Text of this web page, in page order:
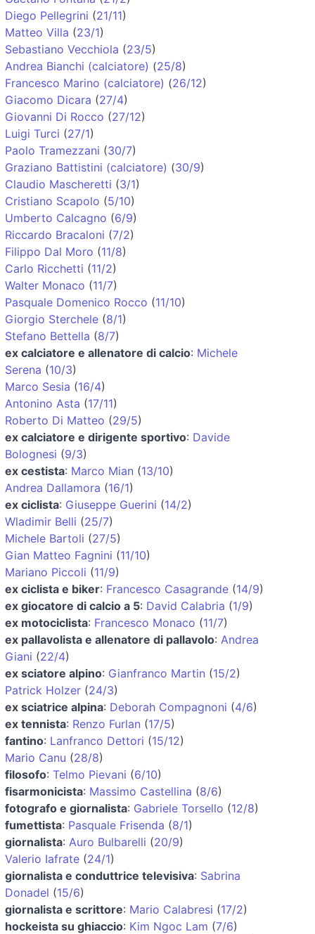
Diego Pellegrini (21/11)
Matteo Villa (23/1)
Sebastiano Vecchiola (23/5)
Andrea Bianchi (calciatore) (25/8)
Francesco Marino (calciatore) (26/12)
Giacomo Dicara (27/4)
Giovanni Di Rocco (27/12)
Luigi Turci (27/1)
Paolo Tramezzani (30/7)
Graziano Battistini (calciatore) (30/9)
Claudio Mascheretti (3/1)
Cristiano Scapolo (5/10)
Umberto Calcagno (6/9)
Riccardo Bracaloni (7/2)
Filippo Dal Moro (11/8)
Carlo Ricchetti (11/2)
Walter Monaco (11/7)
Pasquale Domenico Rocco (11/10)
Giorgio Sterchele (8/1)
Stefano Bettella (8/7)
ex calciatore e allenatore di calcio: Michele
Serena (10/3)
Marco Sesia (16/4)
Antonino Asta (17/11)
Roberto Di Matteo (29/5)
ex calciatore e dirigente sportivo: Davide
Bolognesi (9/3)
ex cestista: Marco Mian (13/10)
Andrea Dallamora (16/1)
ex ciclista: Giuseppe Guerini (14/2)
Wladimir Belli (25/7)
Michele Bartoli (27/5)
Gian Matteo Fagnini (11/10)
Mariano Piccoli (11/9)
ex ciclista e biker: Francesco Casagrande (14/9)
ex giocatore di calcio a 5: David Calabria (1/9)
ex motociclista: Francesco Monaco (11/7)
ex pallavolista e allenatore di pallavolo: Andrea
Giani (22/4)
ex sciatore alpino: Gianfranco Martin (15/2)
Patrick Holzer (24/3)
ex sciatrice alpina: Deborah Compagnoni (4/6)
ex tennista: Renzo Furlan (17/5)
fantino: Lanfranco Dettori (15/12)
Mario Canu (28/8)
filosofo: Telmo Pievani (6/10)
fisarmonicista: Massimo Castellina (8/6)
fotografo e giornalista: Gabriele Torsello (12/8)
fumettista: Pasquale Frisenda (8/1)
giornalista: Auro Bulbarelli (20/9)
Valerio Iafrate (24/1)
giornalista e conduttrice televisiva: Sabrina
Donadel (15/6)
giornalista e scrittore: Mario Calabresi (17/2)
hockeista su ghiaccio: Kim Ngoc Lam (7/6)